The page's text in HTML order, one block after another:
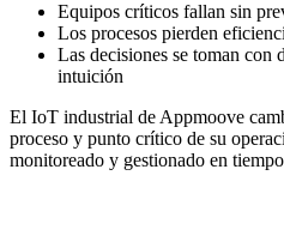
Equipos críticos fallan sin
Los procesos pierden
Las decisiones se toman con
intuición
El IoT industrial de Appmoove
proceso y punto crítico de su
monitoreado y gestionado en